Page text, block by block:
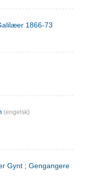
1866-73
(engelsk)
Gynt ; Gengangere